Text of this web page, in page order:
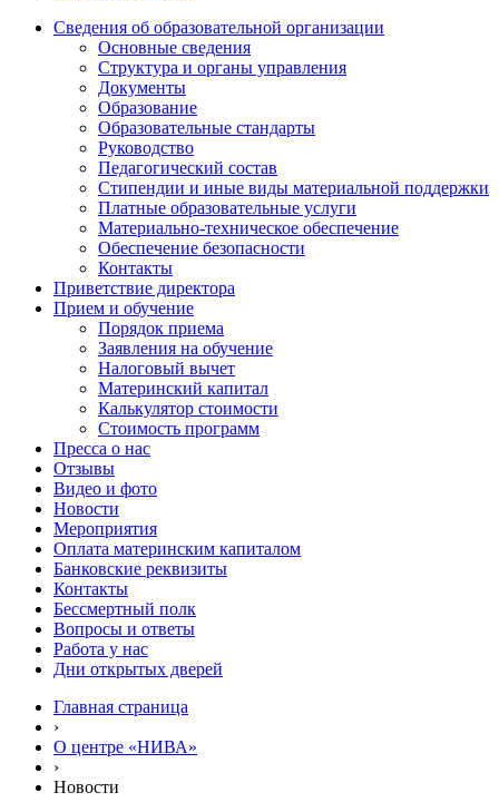
Сведения об образовательной организации
Основные сведения
Структура и органы управления
Документы
Образование
Образовательные стандарты
Руководство
Педагогический состав
Стипендии и иные виды материальной поддержки
Платные образовательные услуги
Материально-техническое обеспечение
Обеспечение безопасности
Контакты
Приветствие директора
Прием и обучение
Порядок приема
Заявления на обучение
Налоговый вычет
Материнский капитал
Калькулятор стоимости
Стоимость программ
Пресса о нас
Отзывы
Видео и фото
Новости
Мероприятия
Оплата материнским капиталом
Банковские реквизиты
Контакты
Бессмертный полк
Вопросы и ответы
Работа у нас
Дни открытых дверей
Главная страница
›
О центре «НИВА»
›
Новости